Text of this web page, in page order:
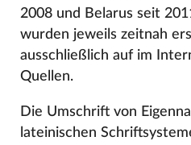
2008 und Belarus seit
wurden jeweils zeitnah
ausschließlich auf im
Quellen.
Die Umschrift von
lateinischen